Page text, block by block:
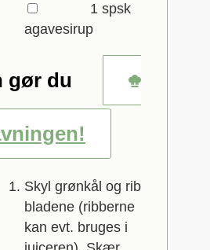
1 spsk
agavesirup
gør du
Skyl grønkål og rib
bladene (ribberne
kan evt. bruges i